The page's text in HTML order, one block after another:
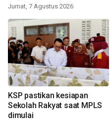
Jumat, 7 Agustus 2026
KSP pastikan kesiapan
Sekolah Rakyat saat MPLS
dimulai